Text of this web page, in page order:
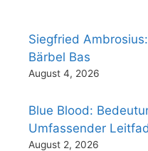
Siegfried
Bärbel Bas
August 4, 2026
Blue Blood:
Umfassender
August 2, 2026